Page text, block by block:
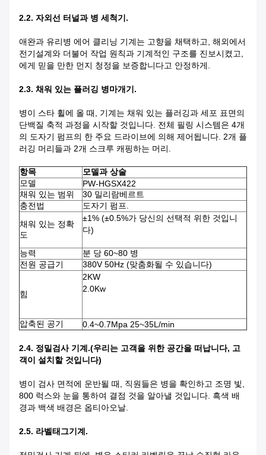
2.2. 자외선 터널과 병 세척기.
애완과 유리병 에어 클리닝 기계는 고향을 채택하고, 해외에서
전기설계와 더불어 작업 원칙과 기계적인 구조를 진보시켰고,
에게 믿을 만한 먼지 청정을 보증합니다고 안정하게.
2.3. 채워 있는 플러깅 병마개기.
병이 스타 휠에 올 때, 기계는 채워 있는 플러깅과 세포 표면의
단백질 축적 과정을 시작할 것입니다. 전체 필링 시스템은 4개
의 도자기 펌프의 한 주요 드라이브에 의해 제어됩니다. 2개 플
러깅 머리들과 2개 스크루 캐핑하는 머리.
항목
모델과 상술
모델
PW-HGSX422
채워 있는 범위
30 밀리람베르트
충전법
도자기 펌프.
채워 있는 정확
도
±1% (±0.5%가 당신의 선택적 위한 것입니
다)
능력
분 당 60~80 병
전원 공급기
380V 50Hz (맞춤화될 수 있습니다)
힘
2KW
2.0Kw
압축된 공기 0.4~0.7Mpa 25~35L/min
2.4. 정밀검사 기계.(우리는 고객을 위한 공간을 떠납니다, 고
객이 설치할 것입니다)
병이 검사 면적에 운반될 때, 직원들은 병을 확인하고 조명 빛,
800 럭스와 눈을 통하여 결점 것을 알아낼 것입니다. 흑색 배
경과 백색 배경은 옵티아오날.
2.5. 라벨태그기계.